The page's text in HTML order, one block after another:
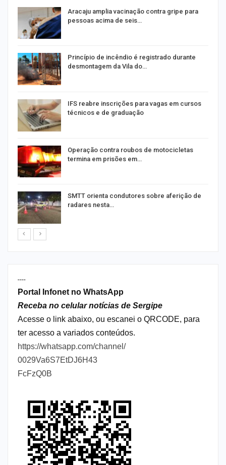
Aracaju amplia vacinação contra gripe para
pessoas acima de seis…
Princípio de incêndio é registrado durante
desmontagem da Vila do…
IFS reabre inscrições para vagas em cursos
técnicos e de graduação
Operação contra roubos de motocicletas
termina em prisões em…
SMTT orienta condutores sobre aferição de
radares nesta…
----
Portal Infonet no WhatsApp
Receba no celular notícias de Sergipe
Acesse o link abaixo, ou escanei o QRCODE, para
ter acesso a variados conteúdos.
https://whatsapp.com/channel/
0029Va6S7EtDJ6H43
FcFzQ0B